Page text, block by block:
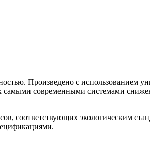
Произведено с использованием
самыми современными системами
соответствующих экологическим